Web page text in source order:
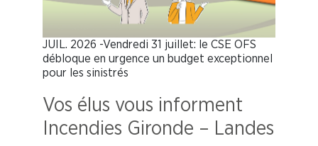
JUIL. 2026 -Vendredi 31 juillet: le CSE OFS
débloque en urgence un budget exceptionnel
pour les sinistrés
Vos élus vous informent
Incendies Gironde – Landes